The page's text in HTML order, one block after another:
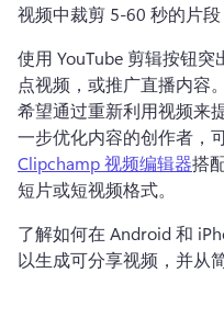
视频中裁剪 5-60 秒的片段
使用 YouTube 剪辑按钮
点视频，或推广直播内容。
希望通过重新利用视频来
一步优化内容的创作者，
Clipchamp 视频编辑器搭
短片或短视频格式。
了解如何在 Android 和
以生成可分享视频，并从